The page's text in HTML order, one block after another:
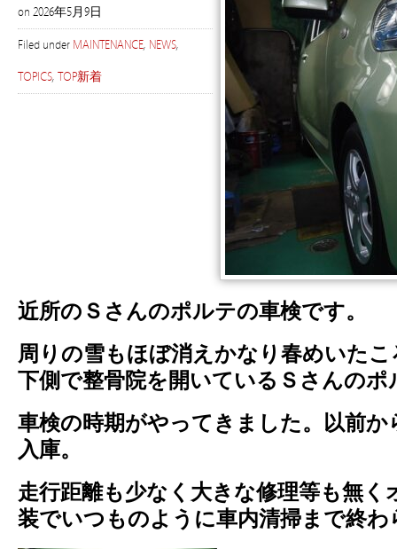
on 2026年5月9日
Filed under MAINTENANCE, NEWS,
TOPICS, TOP新着
近所のＳさんのポルテの車検です。
周りの雪もほぼ消えかなり春めいた
下側で整骨院を開いているＳさんのポ
車検の時期がやってきました。以前
入庫。
走行距離も少なく大きな修理等も無く
装でいつものように車内清掃まで終わ